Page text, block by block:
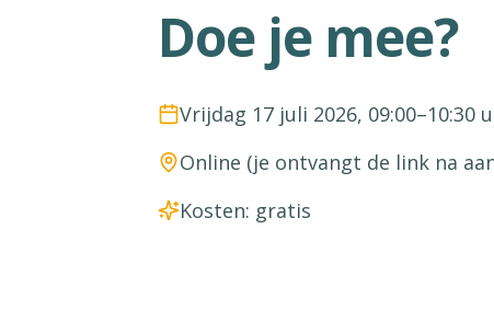
Doe je mee?
Vrijdag 17 juli 2026, 09:00–10:30
Online (je ontvangt de link na
Kosten: gratis